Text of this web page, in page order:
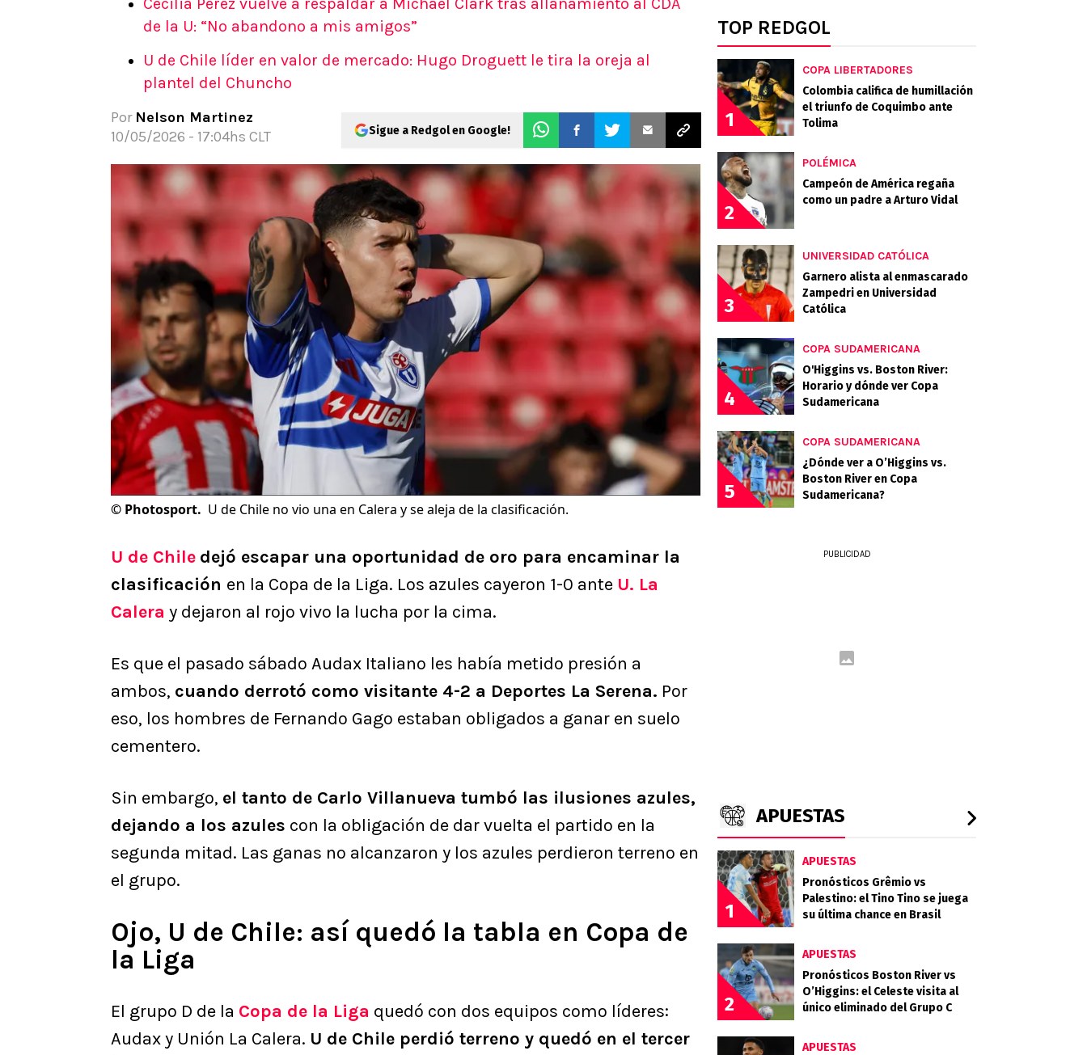
Apuesta del día
de la U: “No abandono a mis amigos”
U de Chile líder en valor de mercado: Hugo Droguett le tira la oreja al
plantel del Chuncho
Por Nelson Martinez
10/05/2026 - 17:04hs CLT
Sigue a Redgol en Google!
© Photosport. U de Chile no vio una en Calera y se aleja de la clasificación.
U de Chile dejó escapar una oportunidad de oro para encaminar la
clasificación en la Copa de la Liga. Los azules cayeron 1-0 ante U. La
Calera y dejaron al rojo vivo la lucha por la cima.
Es que el pasado sábado Audax Italiano les había metido presión a
ambos, cuando derrotó como visitante 4-2 a Deportes La Serena. Por
eso, los hombres de Fernando Gago estaban obligados a ganar en suelo
cementero.
Sin embargo, el tanto de Carlo Villanueva tumbó las ilusiones azules,
dejando a los azules con la obligación de dar vuelta el partido en la
segunda mitad. Las ganas no alcanzaron y los azules perdieron terreno en
el grupo.
Ojo, U de Chile: así quedó la tabla en Copa de
la Liga
El grupo D de la Copa de la Liga quedó con dos equipos como líderes:
Audax y Unión La Calera. U de Chile perdió terreno y quedó en el tercer
TOP REDGOL
1
COPA LIBERTADORES
Colombia califica de humillación
el triunfo de Coquimbo ante
Tolima
2
POLÉMICA
Campeón de América regaña
como un padre a Arturo Vidal
3
UNIVERSIDAD CATÓLICA
Garnero alista al enmascarado
Zampedri en Universidad
Católica
4
COPA SUDAMERICANA
O'Higgins vs. Boston River:
Horario y dónde ver Copa
Sudamericana
5
COPA SUDAMERICANA
¿Dónde ver a O’Higgins vs.
Boston River en Copa
Sudamericana?
PUBLICIDAD
APUESTAS
1
APUESTAS
Pronósticos Grêmio vs
Palestino: el Tino Tino se juega
su última chance en Brasil
2
APUESTAS
Pronósticos Boston River vs
O’Higgins: el Celeste visita al
único eliminado del Grupo C
APUESTAS